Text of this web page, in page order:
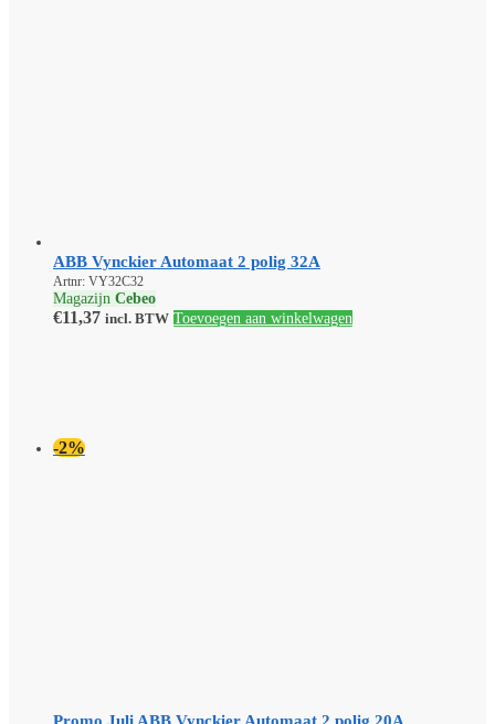
ABB Vynckier Automaat 2 polig 32A
Artnr: VY32C32
Magazijn Cebeo
€11,37 incl. BTW Toevoegen aan winkelwagen
-2%
Promo Juli ABB Vynckier Automaat 2 polig 20A